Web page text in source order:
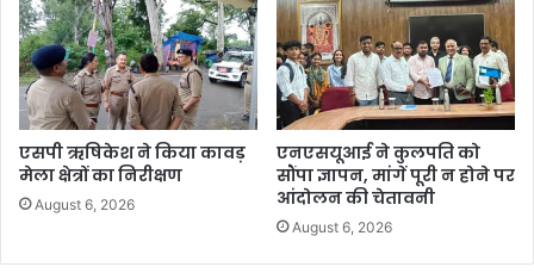
एसपी ऋषिकेश ने किया कावड़
मेला क्षेत्रों का निरीक्षण
August 6, 2026
एनएसयूआई ने कुलपति को
सौंपा ज्ञापन, मांगें पूरी न होने पर
आंदोलन की चेतावनी
August 6, 2026